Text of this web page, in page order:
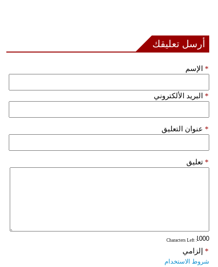
أرسل تعليقك
الإسم *
البريد الألكتروني *
عنوان التعليق *
تعليق *
: Characters Left
إلزامي *
شروط الاستخدام